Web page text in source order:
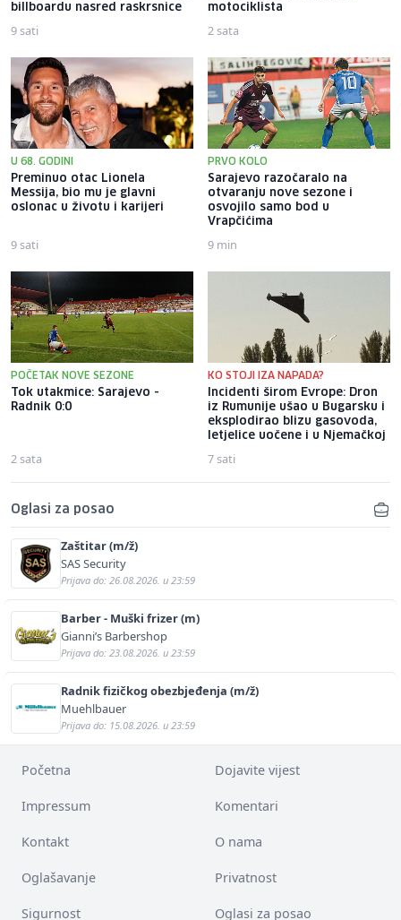
billboardu nasred raskrsnice
9 sati
motociklista
2 sata
U 68. GODINI
Preminuo otac Lionela
Messija, bio mu je glavni
oslonac u životu i karijeri
9 sati
PRVO KOLO
Sarajevo razočaralo na
otvaranju nove sezone i
osvojilo samo bod u
Vrapčićima
9 min
POČETAK NOVE SEZONE
Tok utakmice: Sarajevo -
Radnik 0:0
2 sata
KO STOJI IZA NAPADA?
Incidenti širom Evrope: Dron
iz Rumunije ušao u Bugarsku i
eksplodirao blizu gasovoda,
letjelice uočene i u Njemačkoj
7 sati
Oglasi za posao
Zaštitar (m/ž)
SAS Security
Prijava do: 26.08.2026. u 23:59
Barber - Muški frizer (m)
Gianni’s Barbershop
Prijava do: 23.08.2026. u 23:59
Radnik fizičkog obezbjeđenja (m/ž)
Muehlbauer
Prijava do: 15.08.2026. u 23:59
Početna Dojavite vijest
Impressum Komentari
Kontakt O nama
Oglašavanje Privatnost
Sigurnost Oglasi za posao